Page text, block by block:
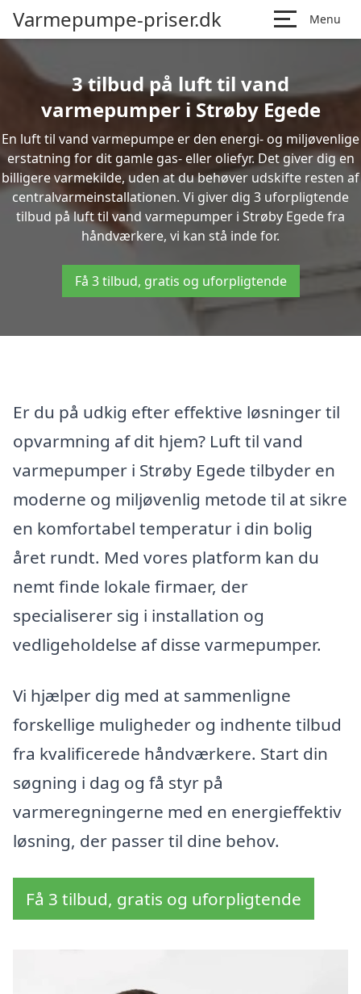
Varmepumpe-priser.dk Menu
3 tilbud på luft til vand
varmepumper i Strøby Egede
En luft til vand varmepumpe er den energi- og miljøvenlige
erstatning for dit gamle gas- eller oliefyr. Det giver dig en
billigere varmekilde, uden at du behøver udskifte resten af
centralvarmeinstallationen. Vi giver dig 3 uforpligtende
tilbud på luft til vand varmepumper i Strøby Egede fra
håndværkere, vi kan stå inde for.
Få 3 tilbud, gratis og uforpligtende
Er du på udkig efter effektive løsninger til
opvarmning af dit hjem? Luft til vand
varmepumper i Strøby Egede tilbyder en
moderne og miljøvenlig metode til at sikre
en komfortabel temperatur i din bolig
året rundt. Med vores platform kan du
nemt finde lokale firmaer, der
specialiserer sig i installation og
vedligeholdelse af disse varmepumper.
Vi hjælper dig med at sammenligne
forskellige muligheder og indhente tilbud
fra kvalificerede håndværkere. Start din
søgning i dag og få styr på
varmeregningerne med en energieffektiv
løsning, der passer til dine behov.
Få 3 tilbud, gratis og uforpligtende